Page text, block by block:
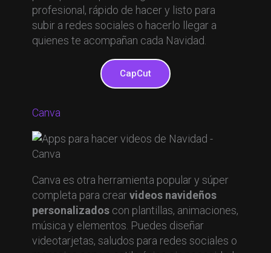
profesional, rápido de hacer y listo para
subir a redes sociales o hacerlo llegar a
quienes te acompañan cada Navidad.
CapCut
Canva
Canva es otra herramienta popular y súper
completa para crearvideos navideños
personalizadoscon plantillas, animaciones,
música y elementos. Puedes diseñar
videotarjetas, saludos para redes sociales o